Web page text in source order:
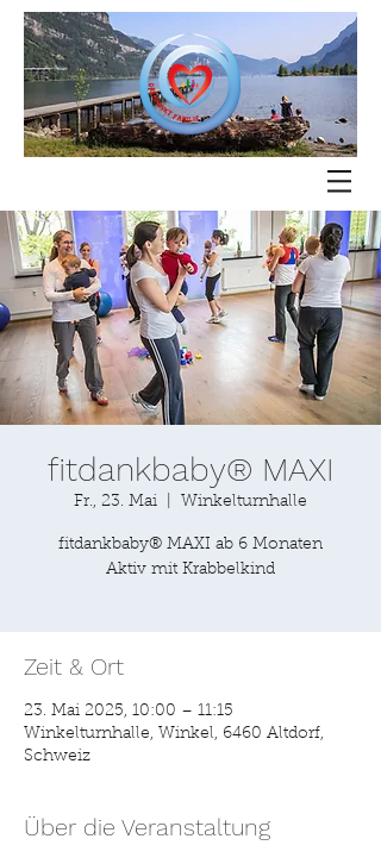
fitdankbaby® MAXI
Fr., 23. Mai Winkelturnhalle
fitdankbaby® MAXI ab 6 Monaten
Aktiv mit Krabbelkind
Zeit & Ort
23. Mai 2025, 10:00 – 11:15
Winkelturnhalle, Winkel, 6460 Altdorf,
Schweiz
Über die Veranstaltung